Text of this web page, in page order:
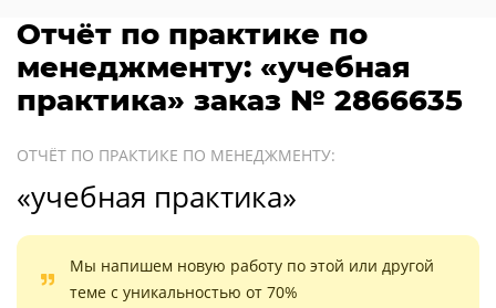
Отчёт по практике по
менеджменту: «учебная
практика» заказ № 2866635
ОТЧЁТ ПО ПРАКТИКЕ ПО МЕНЕДЖМЕНТУ:
«учебная практика»
Мы напишем новую работу по этой или другой
теме с уникальностью от 70%